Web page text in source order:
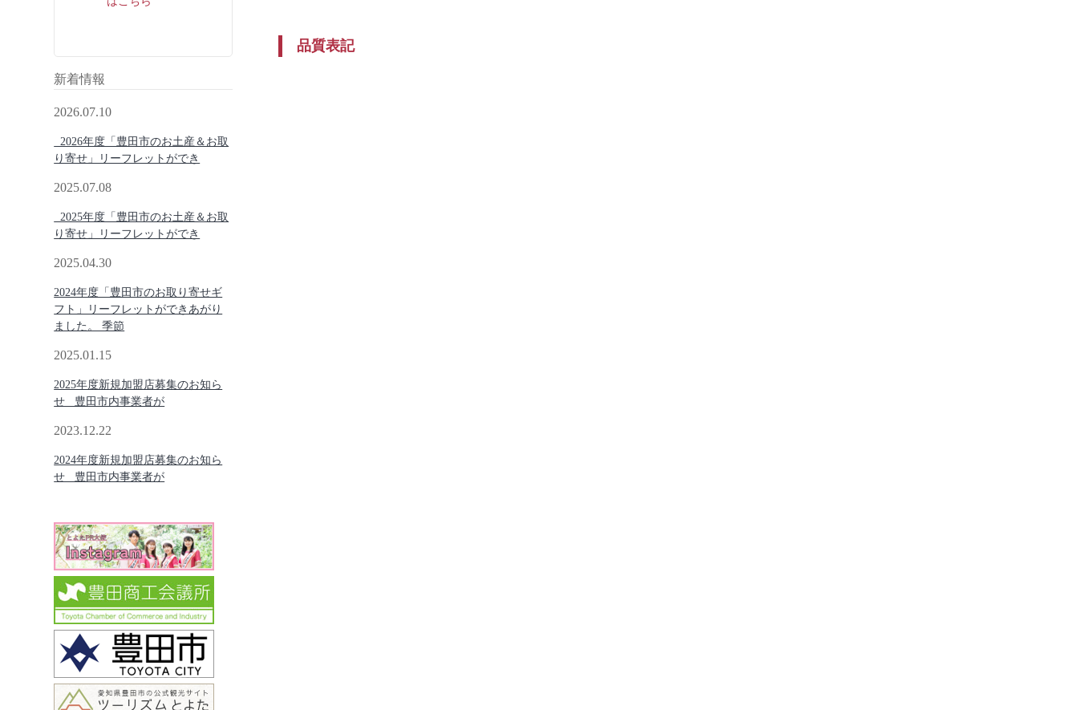
新着情報
2026.07.10
2026年度「豊田市のお土産＆お取
り寄せ」リーフレットができ
2025.07.08
2025年度「豊田市のお土産＆お取
り寄せ」リーフレットができ
2025.04.30
2024年度「豊田市のお取り寄せギ
フト」リーフレットができあがり
ました。 季節
2025.01.15
2025年度新規加盟店募集のお知ら
せ 豊田市内事業者が
2023.12.22
2024年度新規加盟店募集のお知ら
せ 豊田市内事業者が
品質表記